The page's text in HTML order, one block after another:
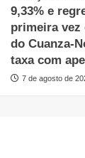
9,33% e
primeira vez
do Cuanza-
taxa com
7 de agosto de